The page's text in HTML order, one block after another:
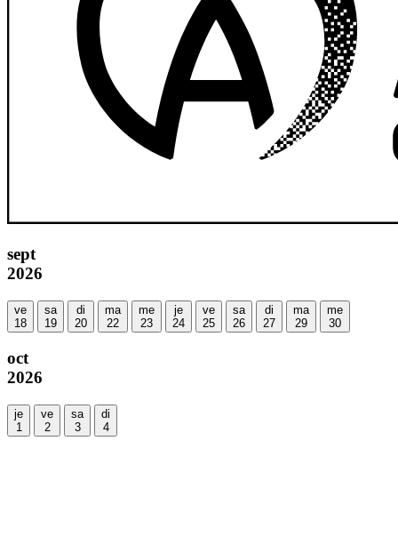
sept
2026
ve
18
sa
19
di
20
ma
22
me
23
je
24
ve
25
sa
26
di
27
ma
29
me
30
oct
2026
je
1
ve
2
sa
3
di
4